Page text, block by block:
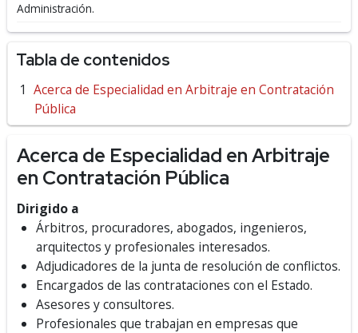
Administración.
Tabla de contenidos
Acerca de Especialidad en Arbitraje en Contratación
Pública
Acerca de Especialidad en Arbitraje
en Contratación Pública
Dirigido a
Árbitros, procuradores, abogados, ingenieros,
arquitectos y profesionales interesados.
Adjudicadores de la junta de resolución de conflictos.
Encargados de las contrataciones con el Estado.
Asesores y consultores.
Profesionales que trabajan en empresas que